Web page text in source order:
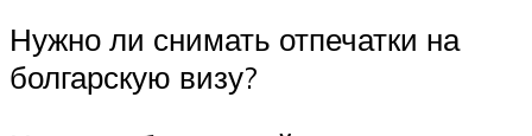
Нужно ли снимать отпечатки на
болгарскую визу?